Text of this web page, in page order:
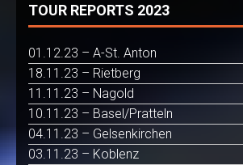
TOUR REPORTS 2023
01.12.23 – A-St. Anton
18.11.23 – Rietberg
11.11.23 – Nagold
10.11.23 – Basel/Pratteln
04.11.23 – Gelsenkirchen
03.11.23 – Koblenz